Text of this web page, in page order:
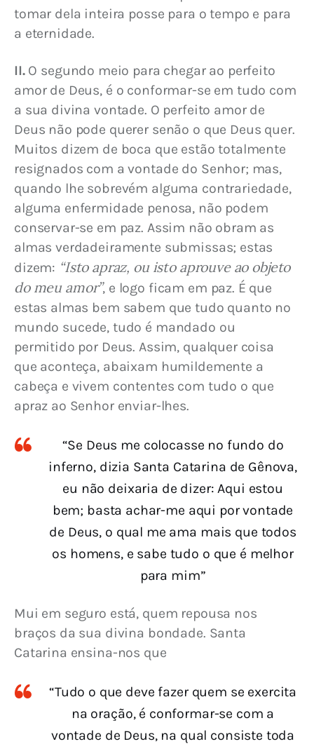
tomar dela inteira posse para o tempo e para
a eternidade.
II. O segundo meio para chegar ao perfeito
amor de Deus, é o conformar-se em tudo com
a sua divina vontade. O perfeito amor de
Deus não pode querer senão o que Deus quer.
Muitos dizem de boca que estão totalmente
resignados com a vontade do Senhor; mas,
quando lhe sobrevém alguma contrariedade,
alguma enfermidade penosa, não podem
conservar-se em paz. Assim não obram as
almas verdadeiramente submissas; estas
dizem: “Isto apraz, ou isto aprouve ao objeto
do meu amor”, e logo ficam em paz. É que
estas almas bem sabem que tudo quanto no
mundo sucede, tudo é mandado ou
permitido por Deus. Assim, qualquer coisa
que aconteça, abaixam humildemente a
cabeça e vivem contentes com tudo o que
apraz ao Senhor enviar-lhes.
“Se Deus me colocasse no fundo do
inferno, dizia Santa Catarina de Gênova,
eu não deixaria de dizer: Aqui estou
bem; basta achar-me aqui por vontade
de Deus, o qual me ama mais que todos
os homens, e sabe tudo o que é melhor
para mim”
Mui em seguro está, quem repousa nos
braços da sua divina bondade. Santa
Catarina ensina-nos que
“Tudo o que deve fazer quem se exercita
na oração, é conformar-se com a
vontade de Deus, na qual consiste toda